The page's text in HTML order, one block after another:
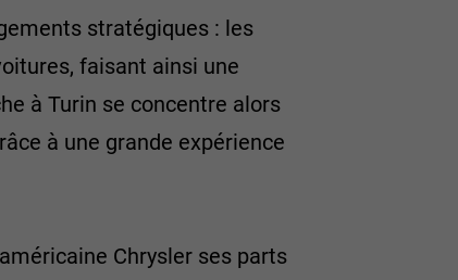
stratégiques : les
faisant ainsi une
à Turin se concentre alors
à une grande expérience
Chrysler ses parts